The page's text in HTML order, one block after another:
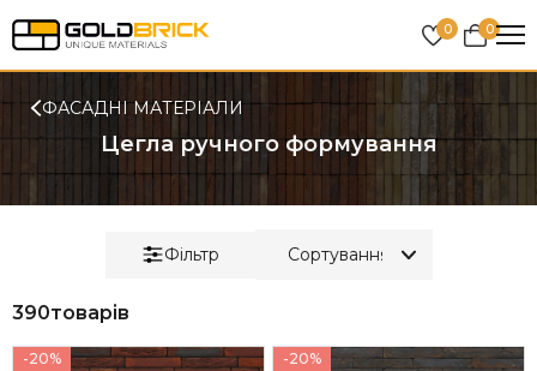
0 0
ФАСАДНІ МАТЕРІАЛИ
Цегла ручного формування
Фільтр
390товарів
-20% -20%